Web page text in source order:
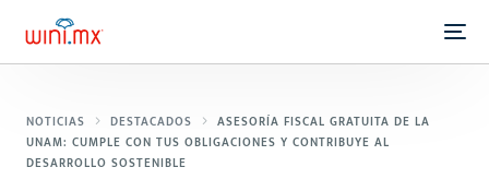
NOTICIAS DESTACADOS
ASESORÍA FISCAL GRATUITA DE LA
UNAM: CUMPLE CON TUS OBLIGACIONES Y CONTRIBUYE AL
DESARROLLO SOSTENIBLE